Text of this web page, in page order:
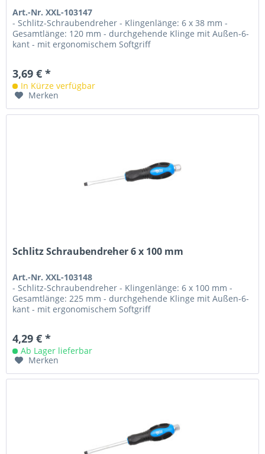
Art.-Nr. XXL-103147
- Schlitz-Schraubendreher - Klingenlänge: 6 x 38 mm -
Gesamtlänge: 120 mm - durchgehende Klinge mit Außen-6-
kant - mit ergonomischem Softgriff
3,69 € *
In Kürze verfügbar
Merken
Schlitz Schraubendreher 6 x 100 mm
Art.-Nr. XXL-103148
- Schlitz-Schraubendreher - Klingenlänge: 6 x 100 mm -
Gesamtlänge: 225 mm - durchgehende Klinge mit Außen-6-
kant - mit ergonomischem Softgriff
4,29 € *
Ab Lager lieferbar
Merken